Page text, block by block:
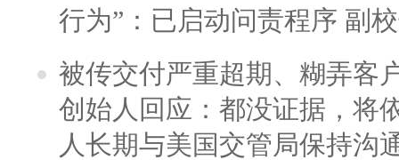
行为”：已启动问责程序 副
被传交付严重超期、糊弄客
创始人回应：都没证据，将
人长期与美国交管局保持沟